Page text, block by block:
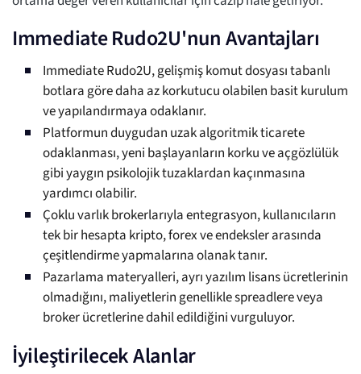
Immediate Rudo2U'nun Avantajları
Immediate Rudo2U, gelişmiş komut dosyası tabanlı
botlara göre daha az korkutucu olabilen basit kurulum
ve yapılandırmaya odaklanır.
Platformun duygudan uzak algoritmik ticarete
odaklanması, yeni başlayanların korku ve açgözlülük
gibi yaygın psikolojik tuzaklardan kaçınmasına
yardımcı olabilir.
Çoklu varlık brokerlarıyla entegrasyon, kullanıcıların
tek bir hesapta kripto, forex ve endeksler arasında
çeşitlendirme yapmalarına olanak tanır.
Pazarlama materyalleri, ayrı yazılım lisans ücretlerinin
olmadığını, maliyetlerin genellikle spreadlere veya
broker ücretlerine dahil edildiğini vurguluyor.
İyileştirilecek Alanlar